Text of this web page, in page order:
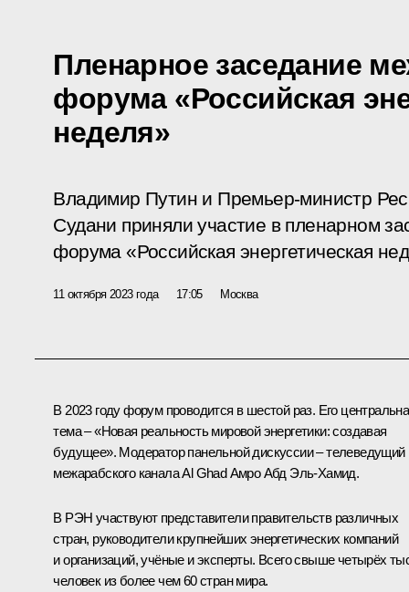
Пленарное заседание
форума «Российская
неделя»
Владимир Путин и Премьер-министр
Судани приняли участие в пленарном
форума «Российская энергетическая
11 октября 2023 года 17:05 Москва
В 2023 году форум проводится в шестой раз. Его
тема – «Новая реальность мировой энергетики: создавая
будущее». Модератор панельной дискуссии – телеведущий
межарабского канала Al Ghad Амро Абд Эль-Хамид.
В РЭН участвуют представители правительств различных
стран, руководители крупнейших энергетических компаний
и организаций, учёные и эксперты. Всего свыше четырёх
человек из более чем 60 стран мира.